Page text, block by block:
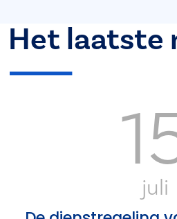
Het laatste
juli